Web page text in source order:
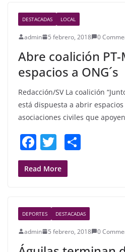
b
o
o
k
DESTACADAS LOCAL
admin 5 febrero, 2018 0
Abre coalición PT-
espacios a ONG´s
Redacción/SV La coalición
está dispuesta a abrir
asociaciones civiles que
F
a
c
b
o
o
T
w
itt
Read More
DEPORTES DESTACADAS
admin 5 febrero, 2018 0